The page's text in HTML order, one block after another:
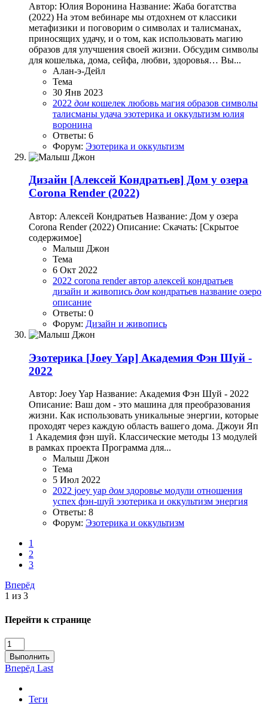
Автор: Юлия Воронина Название: Жаба богатства
(2022) На этом вебинаре мы отдохнем от классики
метафизики и поговорим о символах и талисманах,
приносящих удачу, и о том, как использовать магию
образов для улучшения своей жизни. Обсудим символы
для кошелька, дома, сейфа, любви, здоровья… Вы...
Алан-э-Дейл
Тема
30 Янв 2023
2022 дом кошелек любовь магия образов символы
талисманы удача эзотерика и оккультизм юлия
воронина
Ответы: 6
Форум: Эзотерика и оккультизм
Дизайн [Алексей Кондратьев] Дом у озера
Corona Render (2022)
Автор: Алексей Кондратьев Название: Дом у озера
Corona Render (2022) Описание: Скачать: [Скрытое
содержимое]
Малыш Джон
Тема
6 Окт 2022
2022 corona renderавтор алексей кондратьев
дизайн и живопись дом кондратьев название озеро
описание
Ответы: 0
Форум: Дизайн и живопись
Эзотерика [Joey Yap] Академия Фэн Шуй -
2022
Автор: Joey Yap Название: Академия Фэн Шуй - 2022
Описание: Ваш дом - это машина для преобразования
жизни. Как использовать уникальные энергии, которые
проходят через каждую область вашего дома. Джоуи Яп
1 Академия фэн шуй. Классические методы 13 модулей
в рамках проекта Программа для...
Малыш Джон
Тема
5 Июл 2022
2022 joey yap дом здоровье модули отношения
успех фэн-шуй эзотерика и оккультизм энергия
Ответы: 8
Форум: Эзотерика и оккультизм
1
2
3
Вперёд
1 из 3
Перейти к странице
Выполнить
Вперёд Last
Теги